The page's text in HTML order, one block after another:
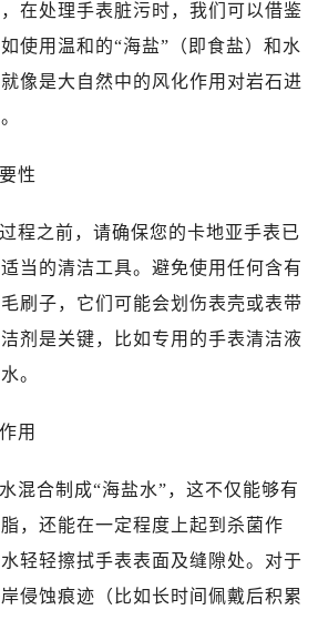
在处理手表脏污时，我们可以借鉴
使用温和的“海盐”（即食盐）和水
像是大自然中的风化作用对岩石进
性
程之前，请确保您的卡地亚手表已
当的清洁工具。避免使用任何含有
刷子，它们可能会划伤表壳或表带
剂是关键，比如专用的手表清洁液
。
用
混合制成“海盐水”，这不仅能够有
，还能在一定程度上起到杀菌作
轻轻擦拭手表表面及缝隙处。对于
侵蚀痕迹（比如长时间佩戴后积累